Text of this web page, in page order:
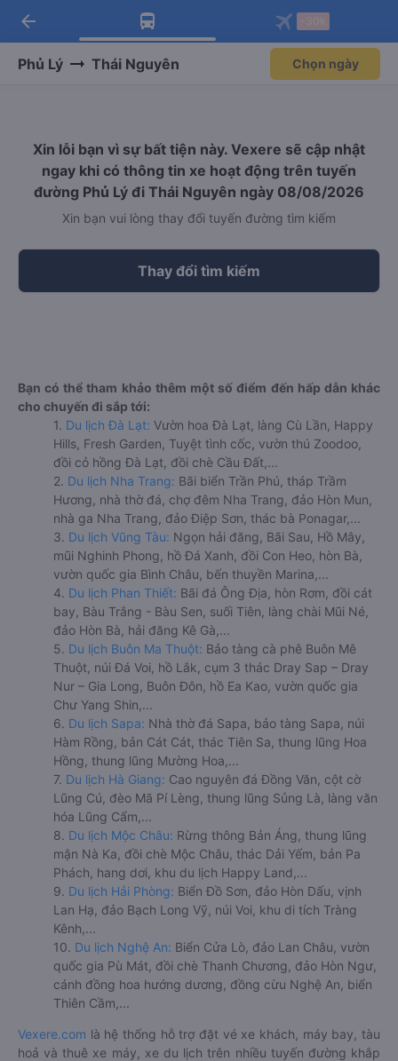
Tải app Vexere ngay!
Nhận ưu đãi thành viên độc
Mở app
Tải app Vexere
-30k/ghế khi đặt vé máy bay qua
Mở app
arrow_back
Phủ Lý Thái Nguyên Chọn ngày
Xin lỗi bạn vì sự bất tiện này. Vexere sẽ cập nhật
ngay khi có thông tin xe hoạt động trên tuyến
đường Phủ Lý đi Thái Nguyên ngày 08/08/2026
Xin bạn vui lòng thay đổi tuyến đường tìm kiếm
Thay đổi tìm kiếm
Bạn có thể tham khảo thêm một số điểm đến hấp dẫn khác
cho chuyến đi sắp tới:
1. Du lịch Đà Lạt: Vườn hoa Đà Lạt, làng Cù Lần, Happy
Hills, Fresh Garden, Tuyệt tình cốc, vườn thú Zoodoo,
đồi cỏ hồng Đà Lạt, đồi chè Cầu Đất,...
2. Du lịch Nha Trang: Bãi biển Trần Phú, tháp Trầm
Hương, nhà thờ đá, chợ đêm Nha Trang, đảo Hòn Mun,
nhà ga Nha Trang, đảo Điệp Sơn, thác bà Ponagar,...
3. Du lịch Vũng Tàu: Ngọn hải đăng, Bãi Sau, Hồ Mây,
mũi Nghinh Phong, hồ Đá Xanh, đồi Con Heo, hòn Bà,
vườn quốc gia Bình Châu, bến thuyền Marina,...
4. Du lịch Phan Thiết: Bãi đá Ông Địa, hòn Rơm, đồi cát
bay, Bàu Trắng - Bàu Sen, suối Tiên, làng chài Mũi Né,
đảo Hòn Bà, hải đăng Kê Gà,...
5. Du lịch Buôn Ma Thuột: Bảo tàng cà phê Buôn Mê
Thuột, núi Đá Voi, hồ Lắk, cụm 3 thác Dray Sap – Dray
Nur – Gia Long, Buôn Đôn, hồ Ea Kao, vườn quốc gia
Chư Yang Shin,...
6. Du lịch Sapa: Nhà thờ đá Sapa, bảo tàng Sapa, núi
Hàm Rồng, bản Cát Cát, thác Tiên Sa, thung lũng Hoa
Hồng, thung lũng Mường Hoa,...
7. Du lịch Hà Giang: Cao nguyên đá Đồng Văn, cột cờ
Lũng Cú, đèo Mã Pí Lèng, thung lũng Sủng Là, làng văn
hóa Lũng Cẩm,...
8. Du lịch Mộc Châu: Rừng thông Bản Áng, thung lũng
mận Nà Ka, đồi chè Mộc Châu, thác Dải Yếm, bản Pa
Phách, hang dơi, khu du lịch Happy Land,...
9. Du lịch Hải Phòng: Biển Đồ Sơn, đảo Hòn Dấu, vịnh
Lan Hạ, đảo Bạch Long Vỹ, núi Voi, khu di tích Tràng
Kênh,...
10. Du lịch Nghệ An: Biển Cửa Lò, đảo Lan Châu, vườn
quốc gia Pù Mát, đồi chè Thanh Chương, đảo Hòn Ngư,
cánh đồng hoa hướng dương, đồng cừu Nghệ An, biển
Thiên Cầm,...
Vexere.com là hệ thống hỗ trợ đặt vé xe khách, máy bay, tàu
hoả và thuê xe máy, xe du lịch trên nhiều tuyến đường khắp